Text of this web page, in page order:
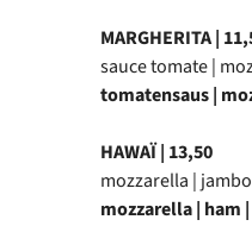
MARGHERITA |
sauce tomate |
tomatensaus |
HAWAÏ | 13,50
mozzarella |
mozzarella | ham